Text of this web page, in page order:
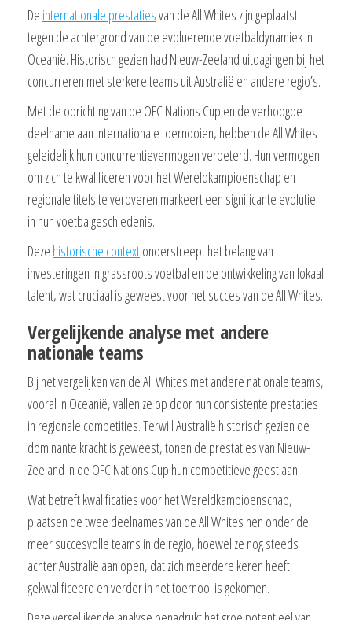
De internationale prestatiesvan de All Whites zijn geplaatst
tegen de achtergrond van de evoluerende voetbaldynamiek in
Oceanië. Historisch gezien had Nieuw-Zeeland uitdagingen bij het
concurreren met sterkere teams uit Australië en andere regio’s.
Met de oprichting van de OFC Nations Cup en de verhoogde
deelname aan internationale toernooien, hebben de All Whites
geleidelijk hun concurrentievermogen verbeterd. Hun vermogen
om zich te kwalificeren voor het Wereldkampioenschap en
regionale titels te veroveren markeert een significante evolutie
in hun voetbalgeschiedenis.
Deze historische contextonderstreept het belang van
investeringen in grassroots voetbal en de ontwikkeling van lokaal
talent, wat cruciaal is geweest voor het succes van de All Whites.
Vergelijkende analyse met andere
nationale teams
Bij het vergelijken van de All Whites met andere nationale teams,
vooral in Oceanië, vallen ze op door hun consistente prestaties
in regionale competities. Terwijl Australië historisch gezien de
dominante kracht is geweest, tonen de prestaties van Nieuw-
Zeeland in de OFC Nations Cup hun competitieve geest aan.
Wat betreft kwalificaties voor het Wereldkampioenschap,
plaatsen de twee deelnames van de All Whites hen onder de
meer succesvolle teams in de regio, hoewel ze nog steeds
achter Australië aanlopen, dat zich meerdere keren heeft
gekwalificeerd en verder in het toernooi is gekomen.